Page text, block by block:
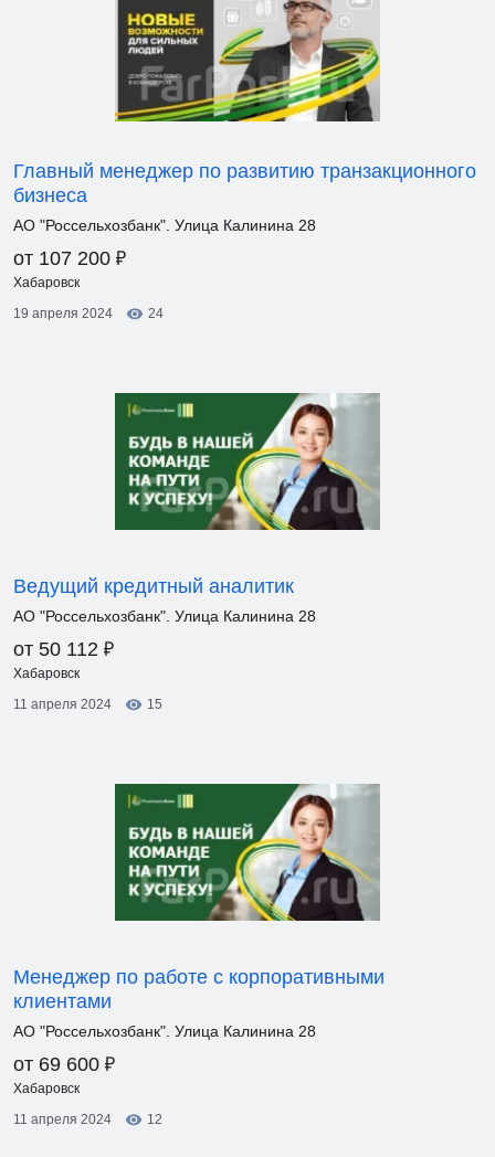
Главный менеджер по развитию транзакционного
бизнеса
АО "Россельхозбанк". Улица Калинина 28
от 107 200 ₽
Хабаровск
19 апреля 2024
24
Ведущий кредитный аналитик
АО "Россельхозбанк". Улица Калинина 28
от 50 112 ₽
Хабаровск
11 апреля 2024
15
Менеджер по работе с корпоративными
клиентами
АО "Россельхозбанк". Улица Калинина 28
от 69 600 ₽
Хабаровск
11 апреля 2024
12